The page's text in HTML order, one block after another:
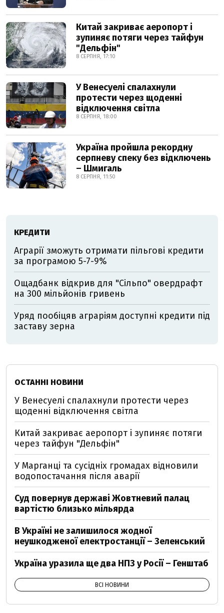
Китай закриває аеропорт і
зупиняє потяги через тайфун
"Дельфін"
8 СЕРПНЯ, 17:10
У Венесуелі спалахнули
протести через щоденні
відключення світла
8 СЕРПНЯ, 18:00
Україна пройшла рекордну
серпневу спеку без відключень
– Шмигаль
8 СЕРПНЯ, 11:50
КРЕДИТИ
Аграрії зможуть отримати пільгові кредити
за програмою 5-7-9%
Ощадбанк відкрив для "Сільпо" овердрафт
на 300 мільйонів гривень
Уряд пообіцяв аграріям доступні кредити під
заставу зерна
ОСТАННІ НОВИНИ
У Венесуелі спалахнули протести через
щоденні відключення світла
Китай закриває аеропорт і зупиняє потяги
через тайфун "Дельфін"
У Марганці та сусідніх громадах відновили
водопостачання після аварії
Суд повернув державі Жовтневий палац
вартістю близько мільярда
В Україні не залишилося жодної
неушкодженої електростанції – Зеленський
Україна уразила ще два НПЗ у Росії – Генштаб
ВСІ НОВИНИ